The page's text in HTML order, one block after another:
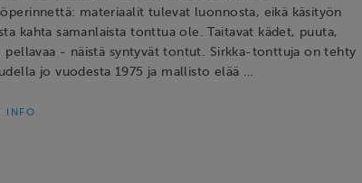
materiaalit tulevat luonnosta, eikä käsityön
kahta samanlaista tonttua ole. Taitavat kädet, puuta,
pellavaa - näistä syntyvät tontut. Sirkka-tonttuja on tehty
jo vuodesta 1975 ja mallisto elää …
INFO